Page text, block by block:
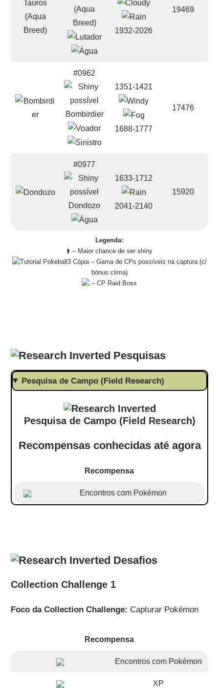
(Aqua
Breed)
1932-2026
19469
#0962
Bombirdier
1351-1421
1688-1777
17476
#0977
Dondozo
1633-1712
2041-2140
15920
Legenda:
⬆️ – Maior chance de ser shiny
– Gama de CPs possíveis na captura (c/
bónus clima)
– CP Raid Boss
Pesquisas
Pesquisa de Campo (Field Research)
Pesquisa de Campo (Field Research)
Recompensas conhecidas até agora
Recompensa
Encontros com Pokémon
Desafios
Collection Challenge 1
Foco da Collection Challenge: Capturar Pokémon
Recompensa
Encontros com Pokémon
XP